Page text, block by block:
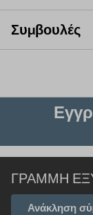
Συμβουλές
ΓΡΑΜΜΉ
Ανάκληση